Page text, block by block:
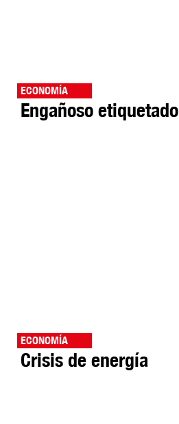
ECONOMÍA
Engañoso etiquetado
ECONOMÍA
Crisis de energía